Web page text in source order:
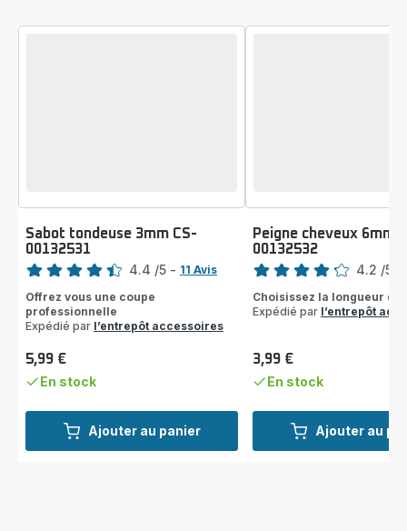
Ajouter au panier
Sabot tondeuse 3mm CS-
00132531
Note
4.4 /5 - 11 Avis
Offrez vous une coupe
professionnelle
Expédié par l’entrepôt accessoires
Prix
5,99 €
En stock
Ajouter au
Peigne cheveux 6mm
00132532
Note
4.2 /5
Choisissez la longueur de
Expédié par l’entrepôt
Prix
3,99 €
En stock